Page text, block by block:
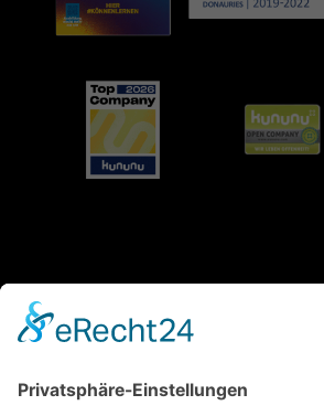
AvJS Personal auf Zeit GmbH
D-86663 Asbach-Bäumenheim